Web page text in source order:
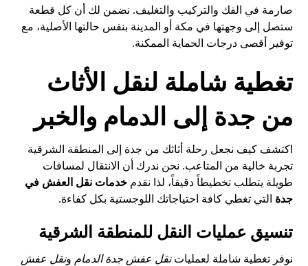
صارمة في الفك والتركيب والتغليف. نضمن لك أن كل قطعة
ستصل إلى وجهتها في مكة أو المدينة بنفس حالتها الأصلية، مع
توفير أقصى درجات الحماية الممكنة.
تغطية شاملة لنقل الأثاث
من جدة إلى الدمام والخبر
اكتشف كيف نجعل رحلة أثاثك من جدة إلى المنطقة الشرقية
تجربة خالية من المتاعب. نحن ندرك أن الانتقال لمسافات
طويلة يتطلب تخطيطاً دقيقاً، لذا نقدمخدمات نقل العفش في
جدة التي تغطي كافة احتياجاتك اللوجستية بكل كفاءة.
تنسيق عمليات النقل للمنطقة الشرقية
نوفر تغطية شاملة لعملياتنقل عفش جدة الدمام ونقل عفش